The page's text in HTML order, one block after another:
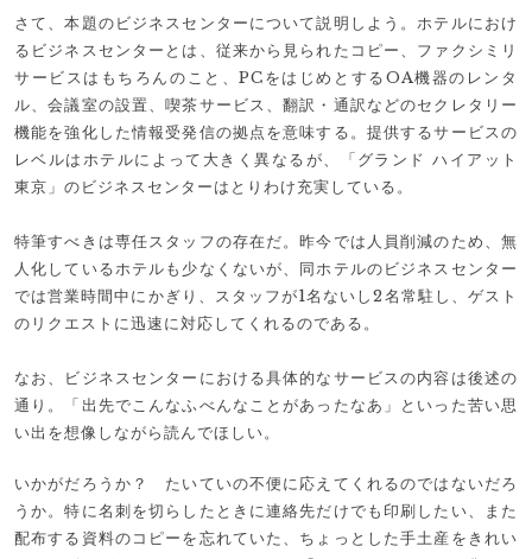
さて、本題のビジネスセンターについて説明しよう。ホテルにおけ
るビジネスセンターとは、従来から見られたコピー、ファクシミリ
サービスはもちろんのこと、PCをはじめとするOA機器のレンタ
ル、会議室の設置、喫茶サービス、翻訳・通訳などのセクレタリー
機能を強化した情報受発信の拠点を意味する。提供するサービスの
レベルはホテルによって大きく異なるが、「グランド ハイアット
東京」のビジネスセンターはとりわけ充実している。
特筆すべきは専任スタッフの存在だ。昨今では人員削減のため、無
人化しているホテルも少なくないが、同ホテルのビジネスセンター
では営業時間中にかぎり、スタッフが1名ないし2名常駐し、ゲスト
のリクエストに迅速に対応してくれるのである。
なお、ビジネスセンターにおける具体的なサービスの内容は後述の
通り。「出先でこんなふべんなことがあったなあ」といった苦い思
い出を想像しながら読んでほしい。
いかがだろうか？ たいていの不便に応えてくれるのではないだろ
うか。特に名刺を切らしたときに連絡先だけでも印刷したい、また
配布する資料のコピーを忘れていた、ちょっとした手土産をきれい